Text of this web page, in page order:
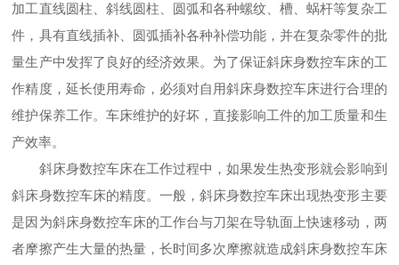
加工直线圆柱、斜线圆柱、圆弧和各种螺纹、槽、蜗杆等复杂工
件，具有直线插补、圆弧插补各种补偿功能，并在复杂零件的批
量生产中发挥了良好的经济效果。为了保证斜床身数控车床的工
作精度，延长使用寿命，必须对自用斜床身数控车床进行合理的
维护保养工作。车床维护的好坏，直接影响工件的加工质量和生
产效率。
斜床身数控车床在工作过程中，如果发生热变形就会影响到
斜床身数控车床的精度。一般，斜床身数控车床出现热变形主要
是因为斜床身数控车床的工作台与刀架在导轨面上快速移动，两
者摩擦产生大量的热量，长时间多次摩擦就造成斜床身数控车床